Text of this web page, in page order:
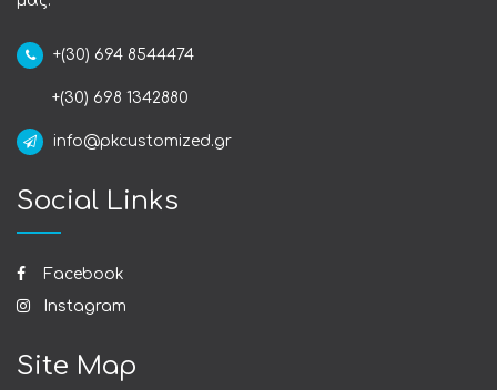
+(30) 694 8544474
+(30) 698 1342880
info@pkcustomized.gr
Social Links
Facebook
Instagram
Site Map